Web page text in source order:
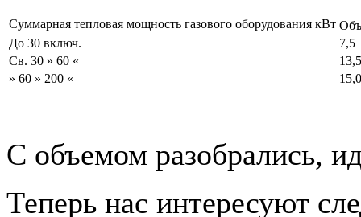
Суммарная тепловая мощность газового оборудования кВт
До 30 включ.
7,5
Св. 30 » 60 «
13,5
» 60 » 200 «
15,0
С объемом разобрались,
Теперь нас интересуют